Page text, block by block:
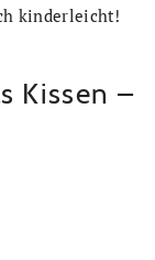
kinderleicht!
Kissen –